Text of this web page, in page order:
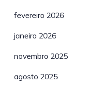
fevereiro 2026
janeiro 2026
novembro 2025
agosto 2025